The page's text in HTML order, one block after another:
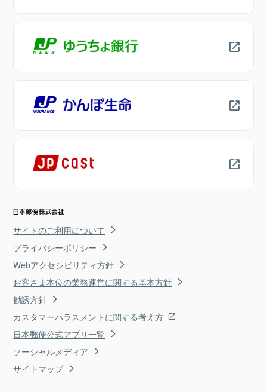
サイトのご利用について
プライバシーポリシー
Webアクセシビリティ方針
お客さま本位の業務運営に関する基本方針
勧誘方針
カスタマーハラスメントに関する考え方
日本郵便公式アプリ一覧
ソーシャルメディア
サイトマップ